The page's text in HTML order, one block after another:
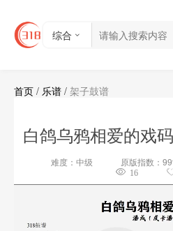
综合
首页 / 乐谱 / 架子鼓谱
白鸽乌鸦相爱的戏
难度：中级 原版指数：
16